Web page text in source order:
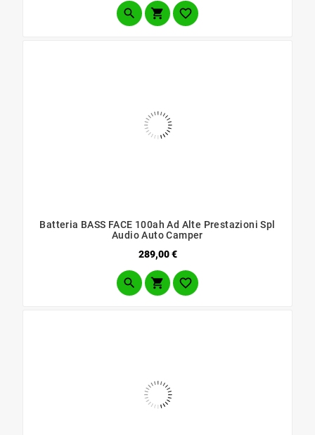
  
Batteria BASS FACE 100ah Ad Alte Prestazioni Spl
Audio Auto Camper
289,00 €Prezzo
  